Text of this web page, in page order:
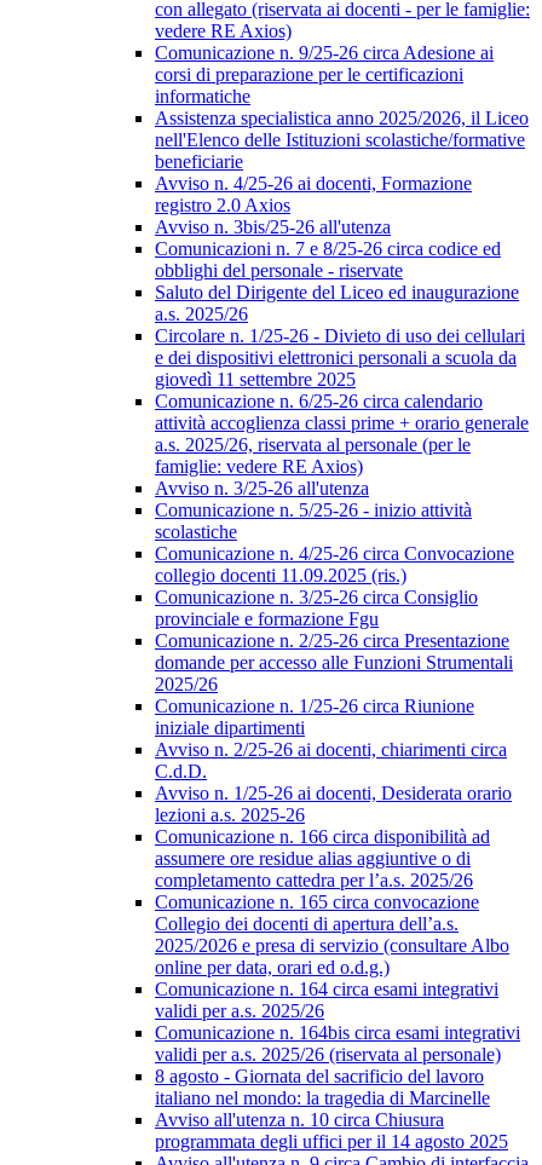
con allegato (riservata ai docenti - per le famiglie:
vedere RE Axios)
Comunicazione n. 9/25-26 circa Adesione ai
corsi di preparazione per le certificazioni
informatiche
Assistenza specialistica anno 2025/2026, il Liceo
nell'Elenco delle Istituzioni scolastiche/formative
beneficiarie
Avviso n. 4/25-26 ai docenti, Formazione
registro 2.0 Axios
Avviso n. 3bis/25-26 all'utenza
Comunicazioni n. 7 e 8/25-26 circa codice ed
obblighi del personale - riservate
Saluto del Dirigente del Liceo ed inaugurazione
a.s. 2025/26
Circolare n. 1/25-26 - Divieto di uso dei cellulari
e dei dispositivi elettronici personali a scuola da
giovedì 11 settembre 2025
Comunicazione n. 6/25-26 circa calendario
attività accoglienza classi prime + orario generale
a.s. 2025/26, riservata al personale (per le
famiglie: vedere RE Axios)
Avviso n. 3/25-26 all'utenza
Comunicazione n. 5/25-26 - inizio attività
scolastiche
Comunicazione n. 4/25-26 circa Convocazione
collegio docenti 11.09.2025 (ris.)
Comunicazione n. 3/25-26 circa Consiglio
provinciale e formazione Fgu
Comunicazione n. 2/25-26 circa Presentazione
domande per accesso alle Funzioni Strumentali
2025/26
Comunicazione n. 1/25-26 circa Riunione
iniziale dipartimenti
Avviso n. 2/25-26 ai docenti, chiarimenti circa
C.d.D.
Avviso n. 1/25-26 ai docenti, Desiderata orario
lezioni a.s. 2025-26
Comunicazione n. 166 circa disponibilità ad
assumere ore residue alias aggiuntive o di
completamento cattedra per l’a.s. 2025/26
Comunicazione n. 165 circa convocazione
Collegio dei docenti di apertura dell’a.s.
2025/2026 e presa di servizio (consultare Albo
online per data, orari ed o.d.g.)
Comunicazione n. 164 circa esami integrativi
validi per a.s. 2025/26
Comunicazione n. 164bis circa esami integrativi
validi per a.s. 2025/26 (riservata al personale)
8 agosto - Giornata del sacrificio del lavoro
italiano nel mondo: la tragedia di Marcinelle
Avviso all'utenza n. 10 circa Chiusura
programmata degli uffici per il 14 agosto 2025